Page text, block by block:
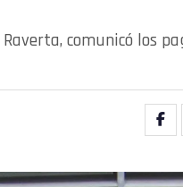
comunicó los